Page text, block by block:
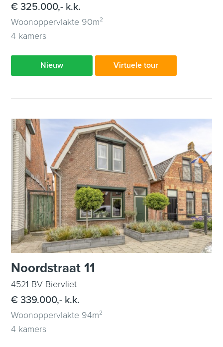
€ 325.000,- k.k.
Woonoppervlakte 90m²
4 kamers
Nieuw Virtuele tour
Noordstraat 11
4521 BV Biervliet
€ 339.000,- k.k.
Woonoppervlakte 94m²
4 kamers